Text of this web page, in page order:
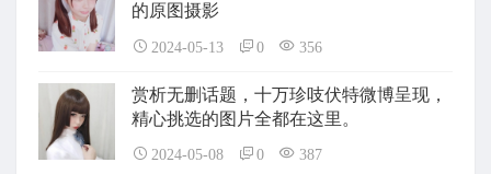
的原图摄影
2024-05-13 0 356
赏析无删话题，十万珍吱伏特微博呈现，
精心挑选的图片全都在这里。
2024-05-08 0 387